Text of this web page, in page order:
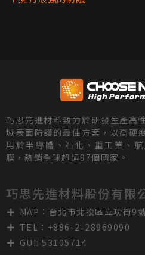
巧思先進材料致力於研發生產高
域表面防護的最佳方案，以高硬
用於半導體、石化、重工業、
膜，熱銷全球超過97個國家。
巧思先進材料股份有限
MAP：台北市北投區立功街9
TEL：+886-2-28969090
GUI: 53105714